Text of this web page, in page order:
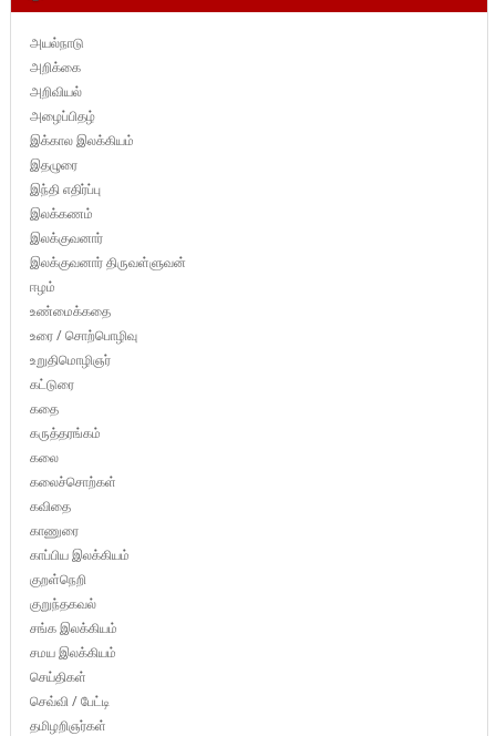
அயல்நாடு
அறிக்கை
அறிவியல்
அழைப்பிதழ்
இக்கால இலக்கியம்
இதழுரை
இந்தி எதிர்ப்பு
இலக்கணம்
இலக்குவனார்
இலக்குவனார் திருவள்ளுவன்
ஈழம்
உண்மைக்கதை
உரை / சொற்பொழிவு
உறுதிமொழிஞர்
கட்டுரை
கதை
கருத்தரங்கம்
கலை
கலைச்சொற்கள்
கவிதை
காணுரை
காப்பிய இலக்கியம்
குறள்நெறி
குறுந்தகவல்
சங்க இலக்கியம்
சமய இலக்கியம்
செய்திகள்
செவ்வி / பேட்டி
தமிழறிஞர்கள்